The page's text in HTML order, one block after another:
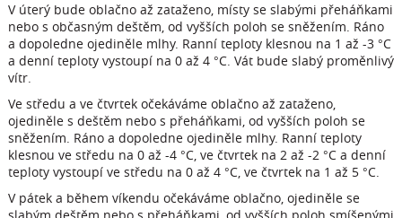
V úterý bude oblačno až zataženo, místy se slabými přeháňkami
nebo s občasným deštěm, od vyšších poloh se sněžením. Ráno
a dopoledne ojediněle mlhy. Ranní teploty klesnou na 1 až -3 °C
a denní teploty vystoupí na 0 až 4 °C. Vát bude slabý proměnlivý
vítr.
Ve středu a ve čtvrtek očekáváme oblačno až zataženo,
ojediněle s deštěm nebo s přeháňkami, od vyšších poloh se
sněžením. Ráno a dopoledne ojediněle mlhy. Ranní teploty
klesnou ve středu na 0 až -4 °C, ve čtvrtek na 2 až -2 °C a denní
teploty vystoupí ve středu na 0 až 4 °C, ve čtvrtek na 1 až 5 °C.
V pátek a během víkendu očekáváme oblačno, ojediněle se